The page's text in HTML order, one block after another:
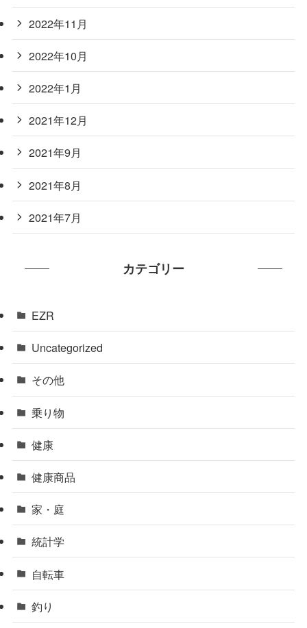
2022年11月
2022年10月
2022年1月
2021年12月
2021年9月
2021年8月
2021年7月
カテゴリー
EZR
Uncategorized
その他
乗り物
健康
健康商品
家・庭
統計学
自転車
釣り